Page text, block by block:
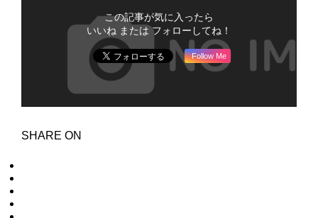
この記事が気に入ったら
いいね または フォローしてね！
Follow Me
SHARE ON